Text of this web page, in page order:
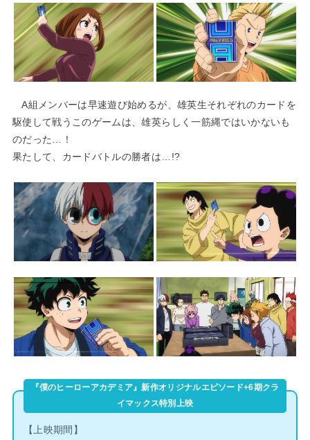
A組メンバーは早速遊び始めるが、雄英生それぞれのカードを
駆使して戦うこのゲームは、雄英らしく一筋縄ではいかないも
のだった…！
果たして、カードバトルの勝者は…!?
『僕のヒーローアカデミア』新作オリジナルエピソード+6期クラ
イマックス特別上映
【上映期間】